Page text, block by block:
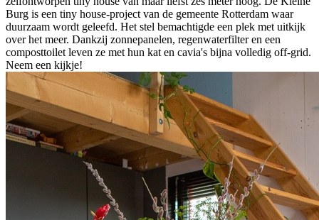
Burg is een tiny house-project van de gemeente Rotterdam waar
duurzaam wordt geleefd. Het stel bemachtigde een plek met uitkijk
over het meer. Dankzij zonnepanelen, regenwaterfilter en een
composttoilet leven ze met hun kat en cavia's bijna volledig off-grid.
Neem een kijkje!